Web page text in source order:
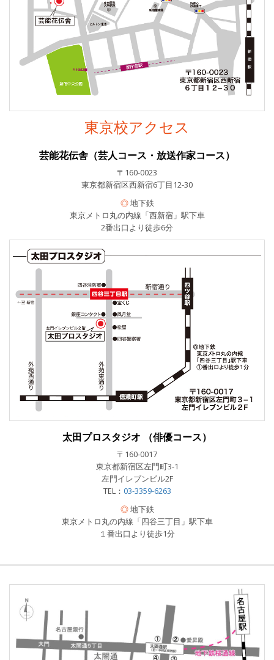
東京校アクセス
芸能花伝舎（芸人コース・放送作家コース）
〒160-0023
東京都新宿区西新宿6丁目12-30
◎地下鉄
東京メトロ丸の内線「西新宿」駅下車
2番出口より徒歩6分
太田プロスタジオ （俳優コース）
〒160-0017
東京都新宿区左門町3-1
左門イレブンビル2F
TEL： 03-3359-6263
◎地下鉄
東京メトロ丸の内線「四谷三丁目」駅下車
１番出口より徒歩1分